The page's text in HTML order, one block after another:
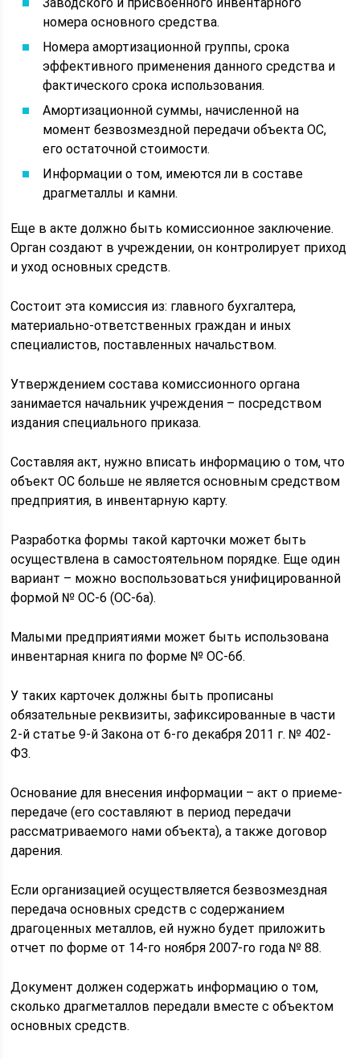
номера основного средства.
Номера амортизационной группы, срока
эффективного применения данного средства и
фактического срока использования.
Амортизационной суммы, начисленной на
момент безвозмездной передачи объекта ОС,
его остаточной стоимости.
Информации о том, имеются ли в составе
драгметаллы и камни.
Еще в акте должно быть комиссионное заключение.
Орган создают в учреждении, он контролирует приход
и уход основных средств.
Состоит эта комиссия из: главного бухгалтера,
материально-ответственных граждан и иных
специалистов, поставленных начальством.
Утверждением состава комиссионного органа
занимается начальник учреждения – посредством
издания специального приказа.
Составляя акт, нужно вписать информацию о том, что
объект ОС больше не является основным средством
предприятия, в инвентарную карту.
Разработка формы такой карточки может быть
осуществлена в самостоятельном порядке. Еще один
вариант – можно воспользоваться унифицированной
формой № ОС-6 (ОС-6а).
Малыми предприятиями может быть использована
инвентарная книга по форме № ОС-6б.
У таких карточек должны быть прописаны
обязательные реквизиты, зафиксированные в части
2-й статье 9-й Закона от 6-го декабря 2011 г. № 402-
ФЗ.
Основание для внесения информации – акт о приеме-
передаче (его составляют в период передачи
рассматриваемого нами объекта), а также договор
дарения.
Если организацией осуществляется безвозмездная
передача основных средств с содержанием
драгоценных металлов, ей нужно будет приложить
отчет по форме от 14-го ноября 2007-го года № 88.
Документ должен содержать информацию о том,
сколько драгметаллов передали вместе с объектом
основных средств.